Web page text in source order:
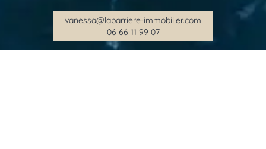
vanessa@labarriere-immobilier.com
06 66 11 99 07